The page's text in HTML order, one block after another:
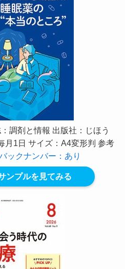
調剤と情報 出版社：じほう
月1日 サイズ：A4変形判 参考
ックナンバー：あり
ンプルを見てみる